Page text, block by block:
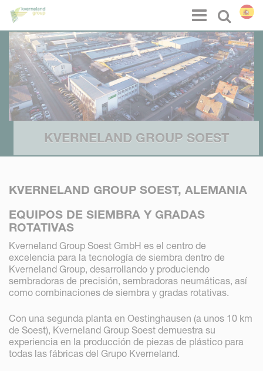
Select
Menu
KVERNELAND GROUP SOEST
KVERNELAND GROUP SOEST, ALEMANIA
EQUIPOS DE SIEMBRA Y GRADAS
ROTATIVAS
Kverneland Group Soest GmbH es el centro de
excelencia para la tecnología de siembra dentro de
Kverneland Group, desarrollando y produciendo
sembradoras de precisión, sembradoras neumáticas, así
como combinaciones de siembra y gradas rotativas.
Con una segunda planta en Oestinghausen (a unos 10 km
de Soest), Kverneland Group Soest demuestra su
experiencia en la producción de piezas de plástico para
todas las fábricas del Grupo Kverneland.
Panel de gestión de cookies